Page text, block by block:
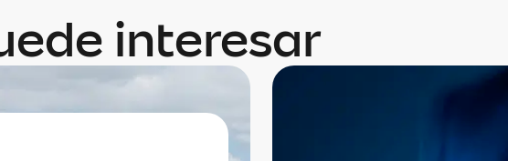
interesar